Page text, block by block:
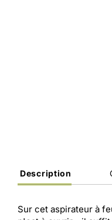
Description
Sur cet aspirateur à